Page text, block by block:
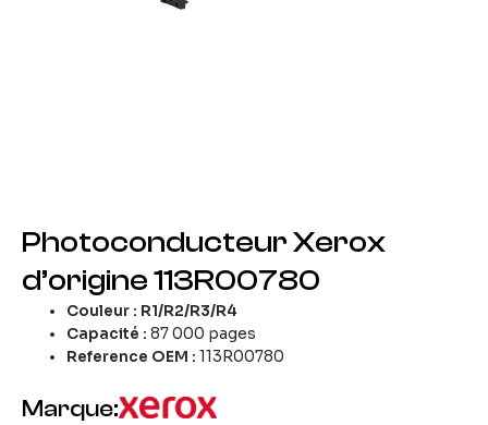
Photoconducteur Xerox
d’origine 113R00780
Couleur : R1/R2/R3/R4
Capacité : 87 000 pages
Reference OEM : 113R00780
Marque: